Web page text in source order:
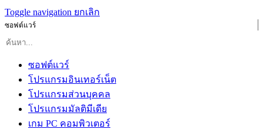
Toggle navigation ยกเลิก
ซอฟต์แวร์
ซอฟต์แวร์
โปรแกรมอินเทอร์เน็ต
โปรแกรมส่วนบุคคล
โปรแกรมมัลติมีเดีย
เกม PC คอมพิวเตอร์